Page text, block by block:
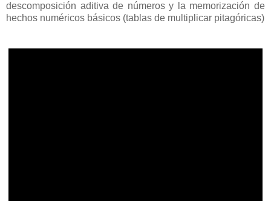
descomposición aditiva de números y la memorización de
hechos numéricos básicos (tablas de multiplicar pitagóricas)